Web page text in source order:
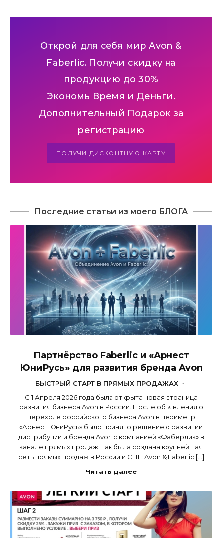
Открой для себя мир Avon &
Faberlic. Получи скидку на
продукцию до 30%
Экономь Время и Деньги.
Дополнительный Подарок за
регистрацию
ПОЛУЧИ ДИСКОНТНУЮ КАРТУ
Последние статьи из моего БЛОГА
Партнёрство Faberlic и «Арнест
ЮниРусь» для развития бренда Avon
БЫСТРЫЙ СТАРТ В ПРЯМЫХ ПРОДАЖАХ -
С 1 Апреля 2026 года была открыта новая страница
развития бизнеса Avon в России. После объявления о
переходе российского бизнеса Avon в периметр
«Арнест ЮниРусь» было принято решение о развитии
дистрибуции и бренда Avon с компанией «Фаберлик» в
канале прямых продаж. Так была создана крупнейшая
сеть прямых продаж в России и СНГ. Avon & Faberlic […]
Читать далее